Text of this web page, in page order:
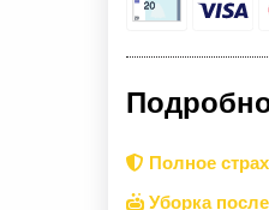
Полное
Уборка